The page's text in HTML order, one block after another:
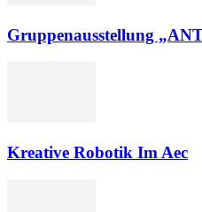
Gruppenausstellung
Kreative Robotik Im Aec